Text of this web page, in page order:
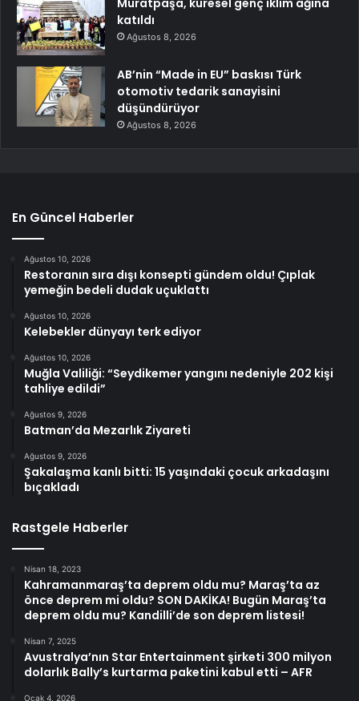
katıldı
Ağustos 8, 2026
AB’nin “Made in EU” baskısı Türk
otomotiv tedarik sanayisini
düşündürüyor
Ağustos 8, 2026
En Güncel Haberler
Ağustos 10, 2026
Restoranın sıra dışı konsepti gündem oldu! Çıplak
yemeğin bedeli dudak uçuklattı
Ağustos 10, 2026
Kelebekler dünyayı terk ediyor
Ağustos 10, 2026
Muğla Valiliği: “Seydikemer yangını nedeniyle 202 kişi
tahliye edildi”
Ağustos 9, 2026
Batman’da Mezarlık Ziyareti
Ağustos 9, 2026
Şakalaşma kanlı bitti: 15 yaşındaki çocuk arkadaşını
bıçakladı
Rastgele Haberler
Nisan 18, 2023
Kahramanmaraş’ta deprem oldu mu? Maraş’ta az
önce deprem mi oldu? SON DAKİKA! Bugün Maraş’ta
deprem oldu mu? Kandilli’de son deprem listesi!
Nisan 7, 2025
Avustralya’nın Star Entertainment şirketi 300 milyon
dolarlık Bally’s kurtarma paketini kabul etti – AFR
Ocak 4, 2026